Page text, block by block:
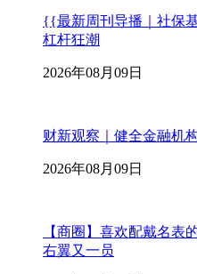
{{最新周刊导播｜社保
杠杆狂潮
2026年08月09日
财新观察｜健全金融机
2026年08月09日
【商圈】喜欢配戴名表
右翼又一员